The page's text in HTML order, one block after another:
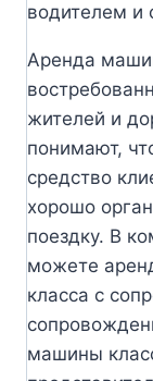
водителем и
Аренда
жителей и
понимают,
средство
хорошо
поездку. В
можете
класса с
машины